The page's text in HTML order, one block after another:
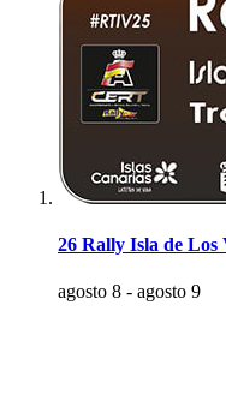
26 Rally Isla de Los
agosto 8 - agosto 9